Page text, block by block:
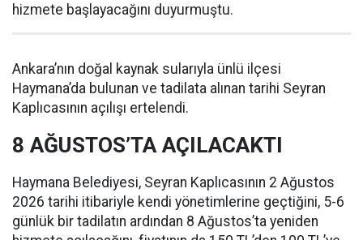
hizmete başlayacağını duyurmuştu.
Ankara’nın doğal kaynak sularıyla ünlü ilçesi
Haymana’da bulunan ve tadilata alınan tarihi Seyran
Kaplıcasının açılışı ertelendi.
8 AĞUSTOS’TA AÇILACAKTI
Haymana Belediyesi, Seyran Kaplıcasının 2 Ağustos
2026 tarihi itibariyle kendi yönetimlerine geçtiğini, 5-6
günlük bir tadilatın ardından 8 Ağustos’ta yeniden